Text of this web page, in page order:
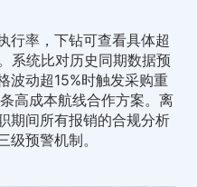
行率，下钻可查看具体超
系统比对历史同期数据预
波动超15%时触发采购重
高成本航线合作方案。离
期间所有报销的合规分析
预警机制。